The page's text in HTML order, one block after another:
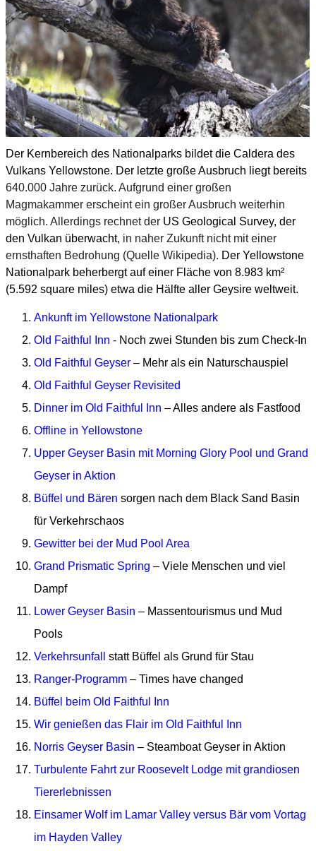
Der Kernbereich des Nationalparks bildet die Caldera des
Vulkans Yellowstone. Der letzte große Ausbruch liegt bereits
640.000 Jahre zurück. Aufgrund einer großen
Magmakammer erscheint ein großer Ausbruch weiterhin
möglich. Allerdings rechnet der US Geological Survey, der
den Vulkan überwacht, in naher Zukunft nicht mit einer
ernsthaften Bedrohung (Quelle Wikipedia). Der Yellowstone
Nationalpark beherbergt auf einer Fläche von 8.983 km²
(5.592 square miles) etwa die Hälfte aller Geysire weltweit.
Ankunft im Yellowstone Nationalpark
Old Faithful Inn - Noch zwei Stunden bis zum Check-In
Old Faithful Geyser – Mehr als ein Naturschauspiel
Old Faithful Geyser Revisited
Dinner im Old Faithful Inn – Alles andere als Fastfood
Offline in Yellowstone
Upper Geyser Basin mit Morning Glory Pool und Grand
Geyser in Aktion
Büffel und Bären sorgen nach dem Black Sand Basin
für Verkehrschaos
Gewitter bei der Mud Pool Area
Grand Prismatic Spring – Viele Menschen und viel
Dampf
Lower Geyser Basin – Massentourismus und Mud
Pools
Verkehrsunfall
statt Büffel als Grund für Stau
Ranger-Programm – Times have changed
Büffel beim Old Faithful Inn
Wir genießen das Flair im Old Faithful Inn
Norris Geyser Basin – Steamboat Geyser in Aktion
Turbulente Fahrt zur Roosevelt Lodge mit grandiosen
Tiererlebnissen
Einsamer Wolf im Lamar Valley versus Bär vom Vortag
im Hayden Valley